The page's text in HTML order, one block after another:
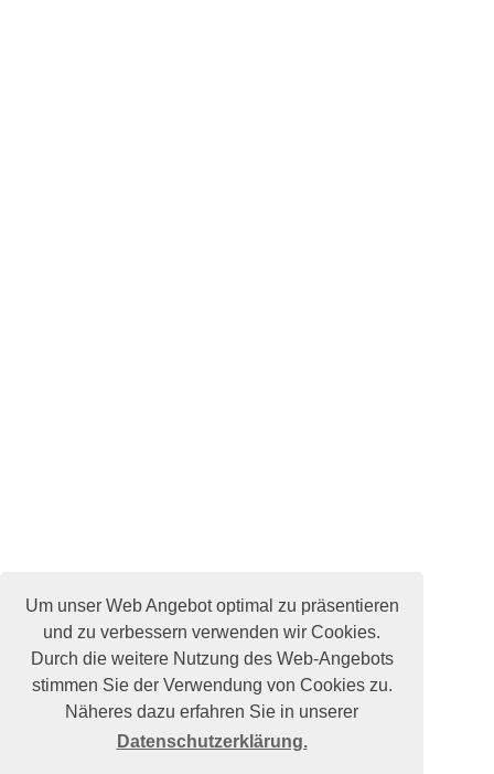
Um unser Web Angebot optimal zu präsentieren
und zu verbessern verwenden wir Cookies.
Durch die weitere Nutzung des Web-Angebots
stimmen Sie der Verwendung von Cookies zu.
Näheres dazu erfahren Sie in unserer
Datenschutzerklärung.